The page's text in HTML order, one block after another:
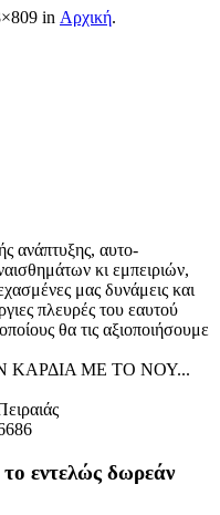
in Αρχική.
ανάπτυξης, αυτo-
κι εμπειριών,
μας δυνάμεις και
πλευρές του εαυτού
θα τις αξιοποιήσουμε
ΜΕ ΤΟ ΝΟΥ...
εντελώς δωρεάν